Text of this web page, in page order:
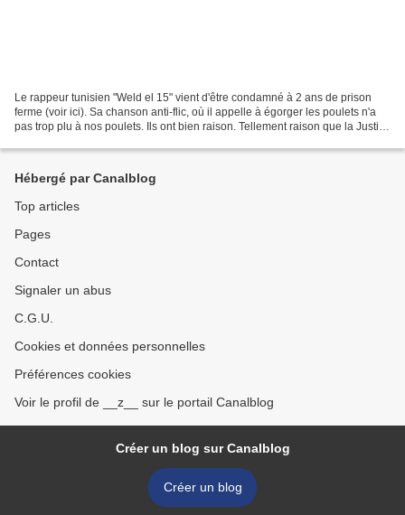
Le rappeur tunisien "Weld el 15" vient d'être condamné à 2 ans de prison
ferme (voir ici). Sa chanson anti-flic, où il appelle à égorger les poulets n'a
pas trop plu à nos poulets. Ils ont bien raison. Tellement raison que la Justice
Hébergé par Canalblog
Top articles
Pages
Contact
Signaler un abus
C.G.U.
Cookies et données personnelles
Préférences cookies
Voir le profil de __z__ sur le portail Canalblog
Créer un blog sur Canalblog
Créer un blog